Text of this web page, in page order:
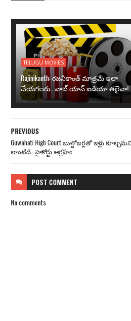
TELUGU MOVIES
Rajinikanth: రజనీకాంత్ మాత్రమే ఇలా
చేయగలరు.. వాట్ యాన్ ఐడియా తలైవా!
PREVIOUS
Guwahati High Court బుల్డోజర్లతో ఇళ్లు
లాంటిదే.. హైకోర్టు ఆగ్రహం
POST COMMENT
No comments